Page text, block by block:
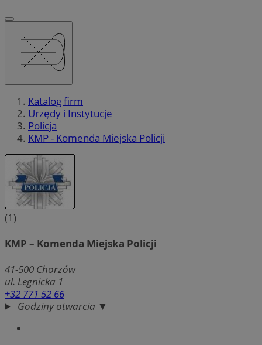
Katalog firm
Urzędy i Instytucje
Policja
KMP - Komenda Miejska Policji
(1)
KMP – Komenda Miejska Policji
41-500 Chorzów
ul. Legnicka 1
+32 771 52 66
Godziny otwarcia ▼